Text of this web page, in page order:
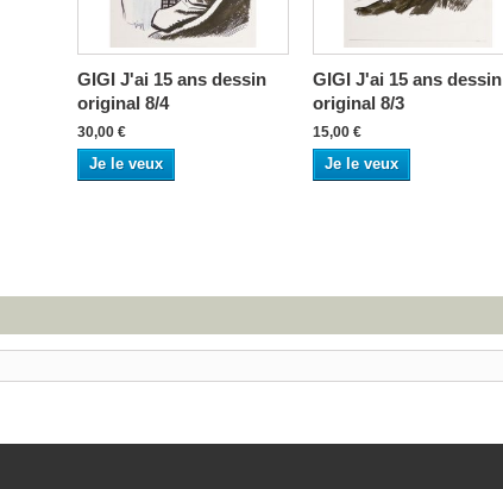
GIGI J'ai 15 ans dessin
original 8/4
30,00 €
Je le veux
GIGI J'ai 15 ans dessin
original 8/3
15,00 €
Je le veux